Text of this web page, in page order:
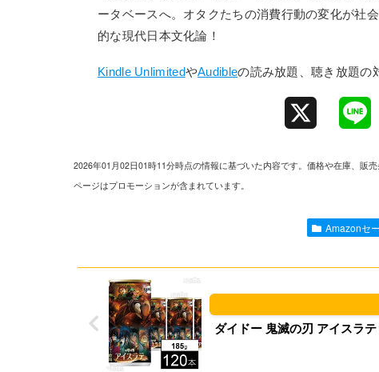
ータベースへ。オタクたちの消費行動の変化が
的な現代日本文化論！
Kindle UnlimitedやAudibleの読み放題、聴き放題の
2026年01月02日01時11分時点の情報に基づいた内容です。価格や在庫、販
ページはプロモーションが含まれています。
Amazonセ
ダイドー 鬼滅の刃 アイスラ